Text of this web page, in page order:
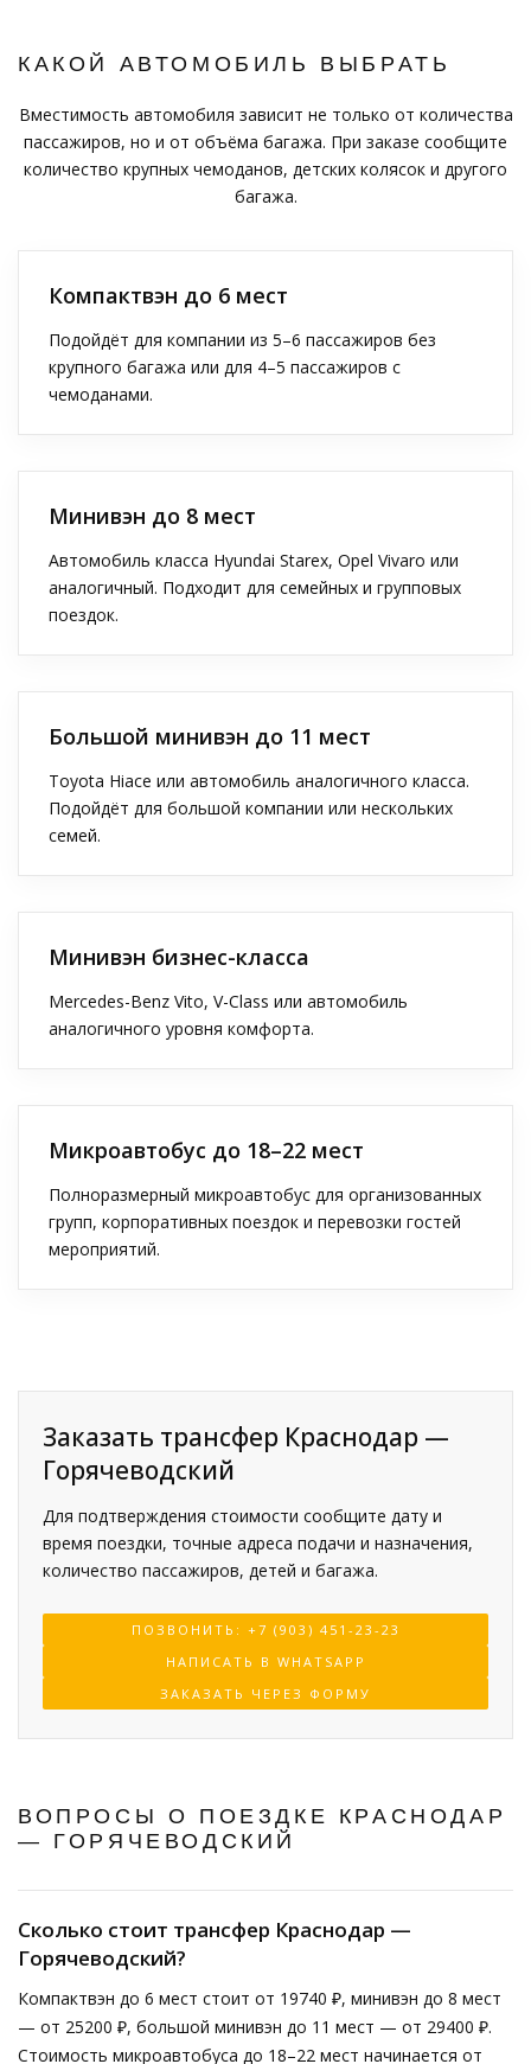
КАКОЙ АВТОМОБИЛЬ ВЫБРАТЬ
Вместимость автомобиля зависит не только от количества
пассажиров, но и от объёма багажа. При заказе сообщите
количество крупных чемоданов, детских колясок и другого
багажа.
Компактвэн до 6 мест
Подойдёт для компании из 5–6 пассажиров без
крупного багажа или для 4–5 пассажиров с
чемоданами.
Минивэн до 8 мест
Автомобиль класса Hyundai Starex, Opel Vivaro или
аналогичный. Подходит для семейных и групповых
поездок.
Большой минивэн до 11 мест
Toyota Hiace или автомобиль аналогичного класса.
Подойдёт для большой компании или нескольких
семей.
Минивэн бизнес-класса
Mercedes-Benz Vito, V-Class или автомобиль
аналогичного уровня комфорта.
Микроавтобус до 18–22 мест
Полноразмерный микроавтобус для организованных
групп, корпоративных поездок и перевозки гостей
мероприятий.
Заказать трансфер Краснодар —
Горячеводский
Для подтверждения стоимости сообщите дату и
время поездки, точные адреса подачи и назначения,
количество пассажиров, детей и багажа.
ПОЗВОНИТЬ: +7 (903) 451-23-23
НАПИСАТЬ В WHATSAPP
ЗАКАЗАТЬ ЧЕРЕЗ ФОРМУ
ВОПРОСЫ О ПОЕЗДКЕ КРАСНОДАР
— ГОРЯЧЕВОДСКИЙ
Сколько стоит трансфер Краснодар —
Горячеводский?
Компактвэн до 6 мест стоит от 19740 ₽, минивэн до 8 мест
— от 25200 ₽, большой минивэн до 11 мест — от 29400 ₽.
Стоимость микроавтобуса до 18–22 мест начинается от